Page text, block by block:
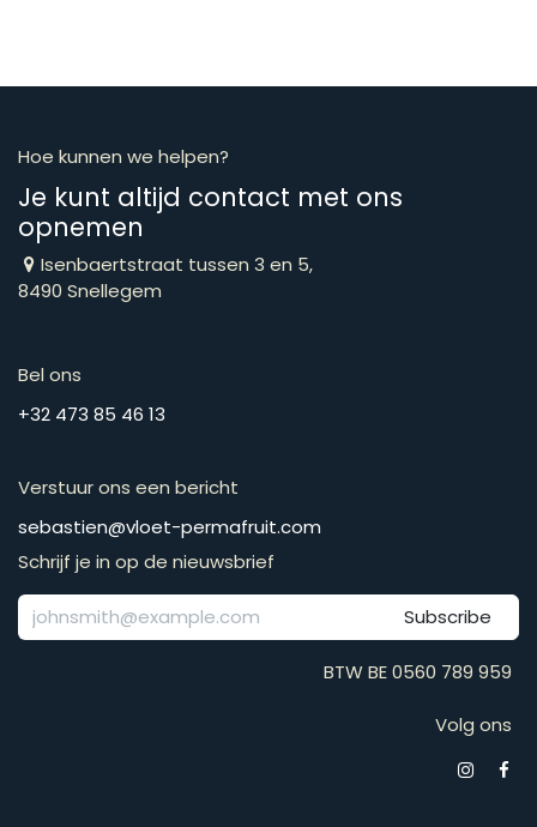
Hoe kunnen we helpen?
Je kunt altijd contact met ons
opnemen
Isenbaertstraat tussen 3 en 5,
8490 Snellegem
Bel ons
​​​​​​​​​​​​​​​​​​​​​​​+​3​2​ ​4​7​3​ ​8​5​ ​4​6​ ​1​3
Verstuur ons een bericht
​​​​​​​​​​​​​​​​​​​​​​​​​​​​s​e​b​a​s​t​i​e​n​@​v​l​o​e​t​-​p​e​r​m​a​f​r​u​it​.​c​o​m
Schrijf je in op de nieuwsbrief
Subscribe
BTW BE 0560 789 959
Volg ons